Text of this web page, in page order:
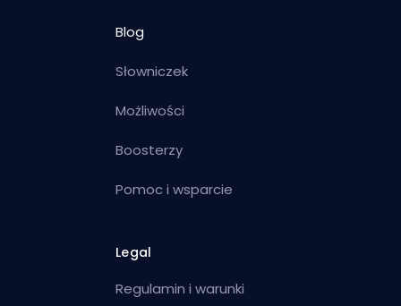
Blog
Słowniczek
Możliwości
Boosterzy
Pomoc i wsparcie
Legal
Regulamin i warunki